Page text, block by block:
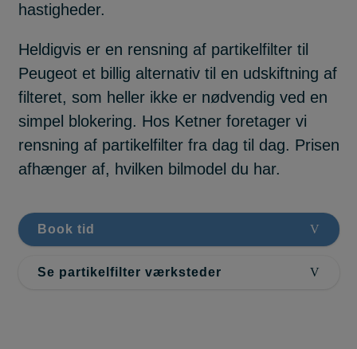
hastigheder.
Heldigvis er en rensning af partikelfilter til
Peugeot et billig alternativ til en udskiftning af
filteret, som heller ikke er nødvendig ved en
simpel blokering. Hos Ketner foretager vi
rensning af partikelfilter fra dag til dag. Prisen
afhænger af, hvilken bilmodel du har.
Book tid
Se partikelfilter værksteder